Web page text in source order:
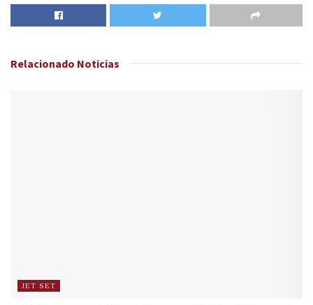
Relacionado Noticias
JET SET